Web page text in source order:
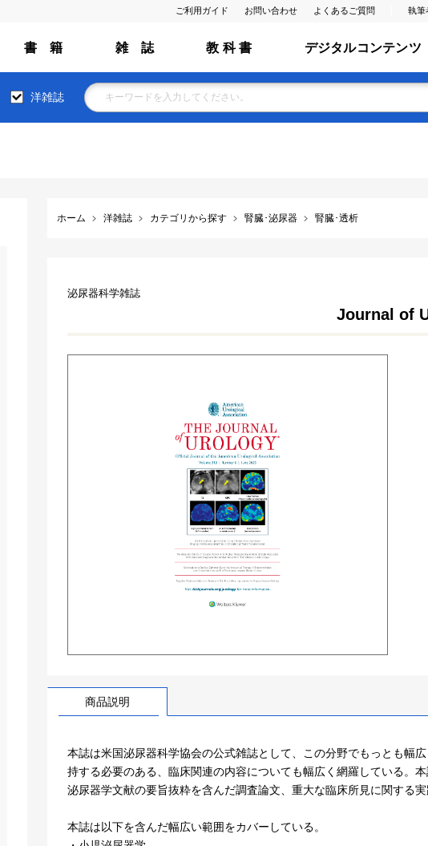
ご利用ガイド お問い合わせ よくあるご質問 執筆
書 籍 雑 誌 教 科 書 デジタルコンテンツ
洋雑誌
ホーム 洋雑誌 カテゴリから探す 腎臓･泌尿器 腎臓･透析
泌尿器科学雑誌
Journal of
商品説明
本誌は米国泌尿器科学協会の公式雑誌として、この分野でもっとも幅
持する必要のある、臨床関連の内容についても幅広く網羅している。
泌尿器学文献の要旨抜粋を含んだ調査論文、重大な臨床所見に関する
本誌は以下を含んだ幅広い範囲をカバーしている。